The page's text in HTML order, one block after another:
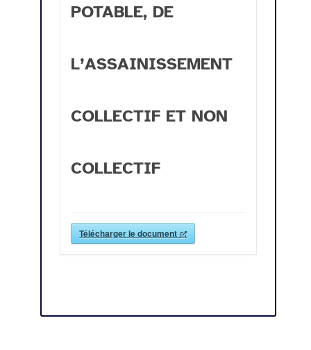
POTABLE, DE
L’ASSAINISSEMENT
COLLECTIF ET NON
COLLECTIF
Télécharger le document